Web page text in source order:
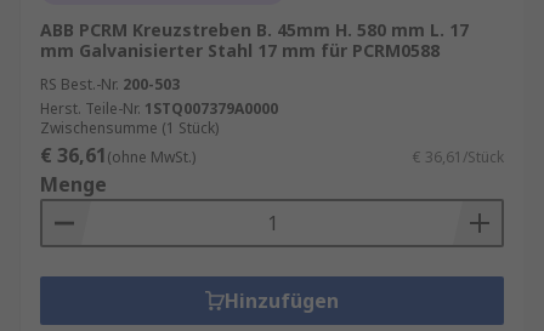
ABB PCRM Kreuzstreben B. 45mm H. 580 mm L. 17
mm Galvanisierter Stahl 17 mm für PCRM0588
RS Best.-Nr. 200-503
Herst. Teile-Nr. 1STQ007379A0000
Zwischensumme (1 Stück)
€ 36,61(ohne MwSt.) € 36,61/Stück
Menge
Hinzufügen